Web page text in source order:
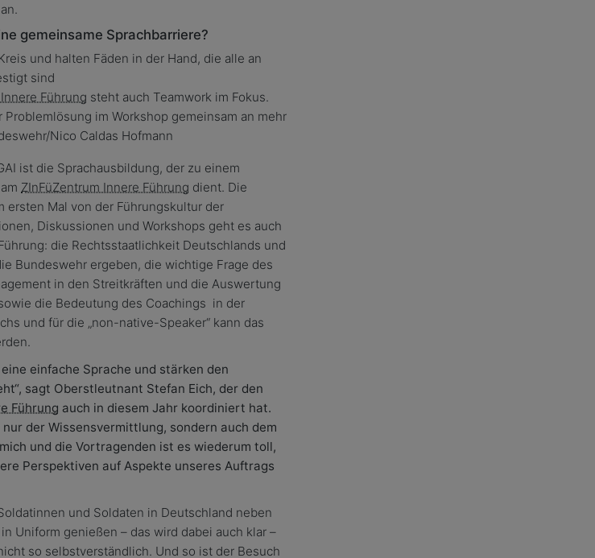
gemeinsame Sprachbarriere?
Führung steht auch Teamwork im Fokus.
im Workshop gemeinsam an mehr
Nico Caldas Hofmann
ist die Sprachausbildung, der zu einem
ZInFüZentrum Innere Führung dient. Die
ersten Mal von der Führungskultur der
Diskussionen und Workshops geht es auch
die Rechtsstaatlichkeit Deutschlands und
Bundeswehr ergeben, die wichtige Frage des
in den Streitkräften und die Auswertung
die Bedeutung des Coachings in der
und für die „non-native-Speaker“ kann das
einfache Sprache und stärken den
sagt Oberstleutnant Stefan Eich, der den
Führung auch in diesem Jahr koordiniert hat.
der Wissensvermittlung, sondern auch dem
und die Vortragenden ist es wiederum toll,
Perspektiven auf Aspekte unseres Auftrags
und Soldaten in Deutschland neben
Uniform genießen – das wird dabei auch klar –
so selbstverständlich. Und so ist der Besuch